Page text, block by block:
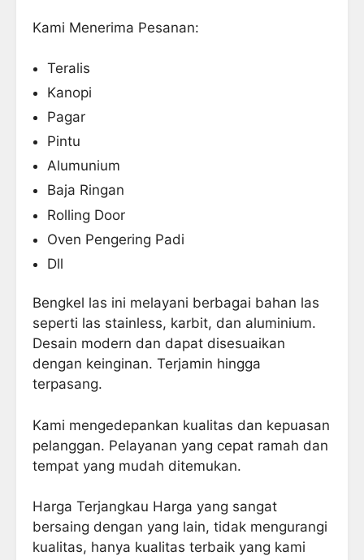
Kami Menerima Pesanan:
Teralis
Kanopi
Pagar
Pintu
Alumunium
Baja Ringan
Rolling Door
Oven Pengering Padi
Dll
Bengkel las ini melayani berbagai bahan las
seperti las stainless, karbit, dan aluminium.
Desain modern dan dapat disesuaikan
dengan keinginan. Terjamin hingga
terpasang.
Kami mengedepankan kualitas dan kepuasan
pelanggan. Pelayanan yang cepat ramah dan
tempat yang mudah ditemukan.
Harga Terjangkau Harga yang sangat
bersaing dengan yang lain, tidak mengurangi
kualitas, hanya kualitas terbaik yang kami